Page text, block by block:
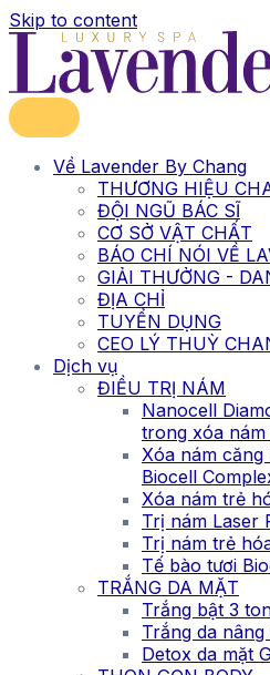
Skip to content
Về Lavender By Chang
THƯƠNG HIỆU
ĐỘI NGŨ BÁC SĨ
CƠ SỞ VẬT CHẤT
BÁO CHÍ NÓI VỀ
GIẢI THƯỞNG -
ĐỊA CHỈ
TUYỂN DỤNG
CEO LÝ THUỲ
Dịch vụ
ĐIỀU TRỊ NÁM
Nanocell
trong xóa
Xóa nám căng
Biocell
Xóa nám trẻ
Trị nám Laser
Trị nám trẻ
Tế bào tươi
TRẮNG DA MẶT
Trắng bật 3
Trắng da
Detox da mặt